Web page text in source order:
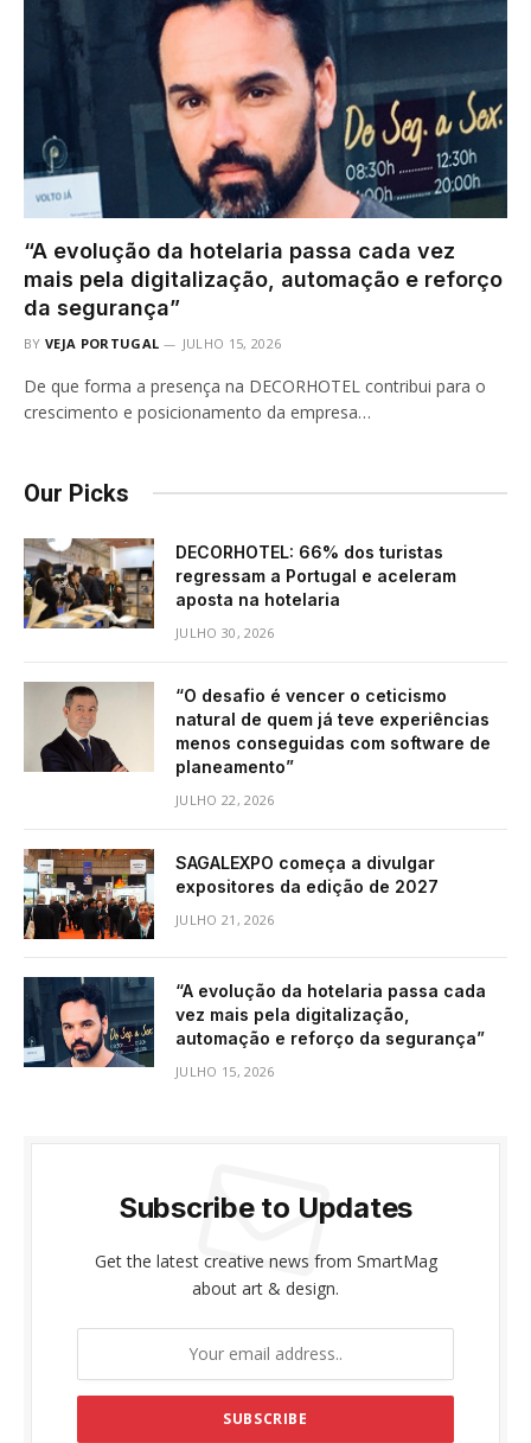
“A evolução da hotelaria passa cada vez
mais pela digitalização, automação e reforço
da segurança”
BY VEJA PORTUGAL JULHO 15, 2026
De que forma a presença na DECORHOTEL contribui para o
crescimento e posicionamento da empresa…
Our Picks
DECORHOTEL: 66% dos turistas
regressam a Portugal e aceleram
aposta na hotelaria
JULHO 30, 2026
“O desafio é vencer o ceticismo
natural de quem já teve experiências
menos conseguidas com software de
planeamento”
JULHO 22, 2026
SAGALEXPO começa a divulgar
expositores da edição de 2027
JULHO 21, 2026
“A evolução da hotelaria passa cada
vez mais pela digitalização,
automação e reforço da segurança”
JULHO 15, 2026
Subscribe to Updates
Get the latest creative news from SmartMag
about art & design.